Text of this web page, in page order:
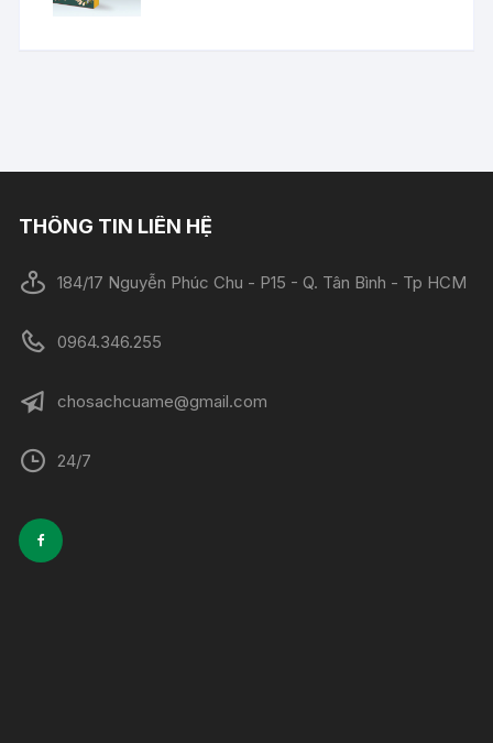
THÔNG TIN LIÊN HỆ
184/17 Nguyễn Phúc Chu - P15 - Q. Tân Bình - Tp HCM
0964.346.255
chosachcuame@gmail.com
24/7